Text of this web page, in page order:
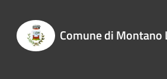
Comune di Montano